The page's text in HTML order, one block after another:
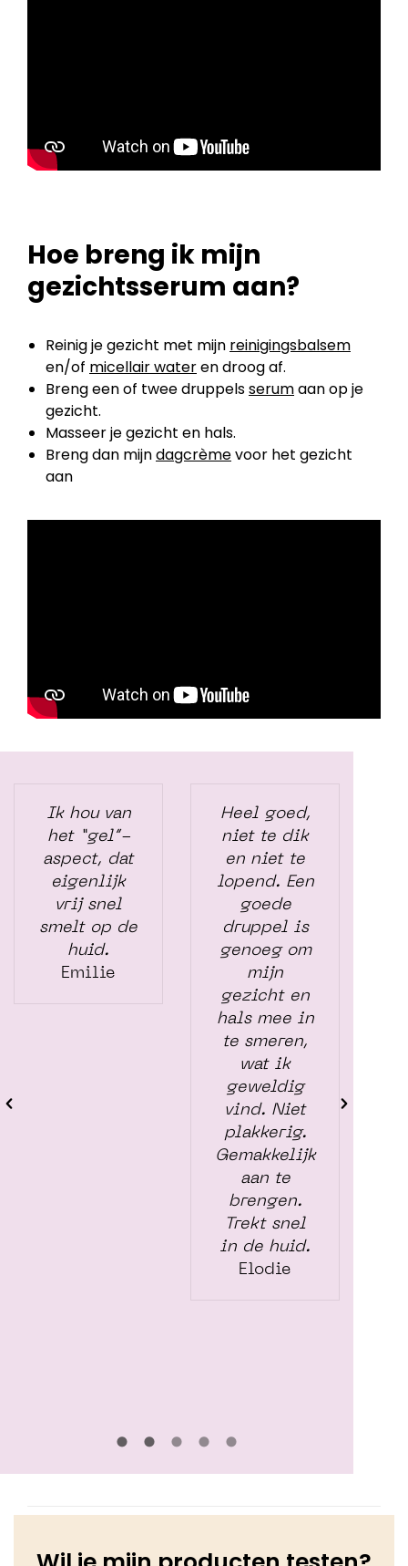
Hoe breng ik mijn
gezichtsserum aan?
Reinig je gezicht met mijn reinigingsbalsem
en/of micellair wateren droog af.
Breng een of twee druppelsserumaan op je
gezicht.
Masseer je gezicht en hals.
Breng dan mijndagcrèmevoor het gezicht
aan
Ik hou van
het “gel”-
aspect, dat
eigenlijk
vrij snel
smelt op de
huid.
Emilie
Heel goed,
niet te dik
en niet te
lopend. Een
goede
druppel is
genoeg om
mijn
gezicht en
hals mee in
te smeren,
wat ik
geweldig
vind. Niet
plakkerig.
Gemakkelijk
aan te
brengen.
Trekt snel
in de huid.
Elodie